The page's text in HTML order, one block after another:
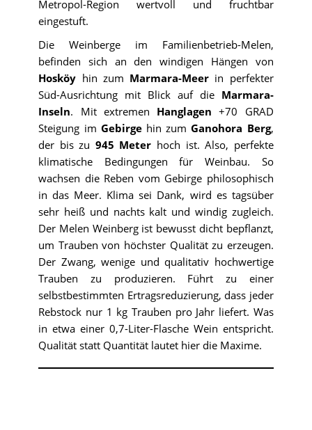
Metropol-Region wertvoll und fruchtbar
eingestuft.
Die Weinberge im Familienbetrieb-Melen,
befinden sich an den windigen Hängen von
Hosköy hin zum Marmara-Meer in perfekter
Süd-Ausrichtung mit Blick auf die Marmara-
Inseln. Mit extremen Hanglagen +70 GRAD
Steigung im Gebirgehin zumGanohora Berg,
der bis zu 945 Meter hoch ist. Also, perfekte
klimatische Bedingungen für Weinbau. So
wachsen die Reben vom Gebirge philosophisch
in das Meer. Klima sei Dank, wird es tagsüber
sehr heiß und nachts kalt und windig zugleich.
Der Melen Weinberg ist bewusst dicht bepflanzt,
um Trauben von höchster Qualität zu erzeugen.
Der Zwang, wenige und qualitativ hochwertige
Trauben zu produzieren. Führt zu einer
selbstbestimmten Ertragsreduzierung, dass jeder
Rebstock nur 1 kg Trauben pro Jahr liefert. Was
in etwa einer 0,7-Liter-Flasche Wein entspricht.
Qualität statt Quantität lautet hier die Maxime.